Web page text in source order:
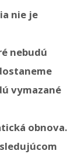
nie je
nebudú
vymazané
obnova.